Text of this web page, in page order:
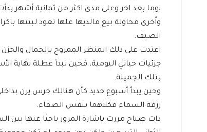
يوما بعد اخر وعلى مدى اكثر من ثمانية أشهر
واُخرى محاولة بيع مالديها علها تعود لبيتها
الصيف.
اعتدت على ذلك المنظر الممزوج بالجمال
جزئيات حياتي اليومية، فحين تبدأ عطلة نهاية
بتلك الجميلة.
وحين يبدأ أسبوع جديد كأن هنالك جرس يرن
زرقة السماء فكلاهما بنفس الصفاء.
ذات صباح مررت باشارة المرور باحثا عنها بين